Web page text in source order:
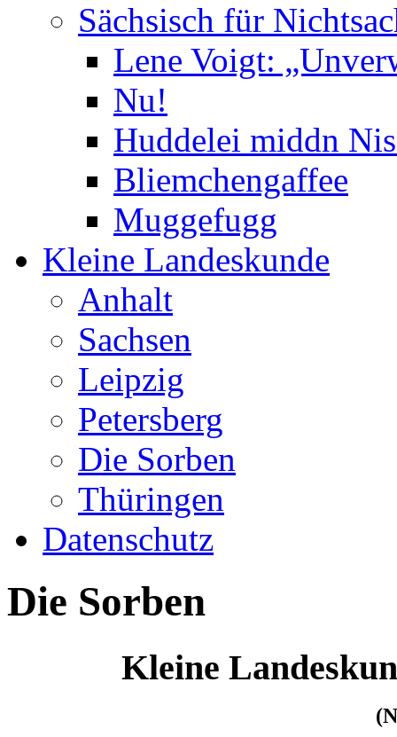
Sächsisch für
Lene Voigt:
Nu!
Huddelei middn
Bliemchengaffee
Muggefugg
Kleine Landeskunde
Anhalt
Sachsen
Leipzig
Petersberg
Die Sorben
Thüringen
Datenschutz
Die Sorben
Kleine